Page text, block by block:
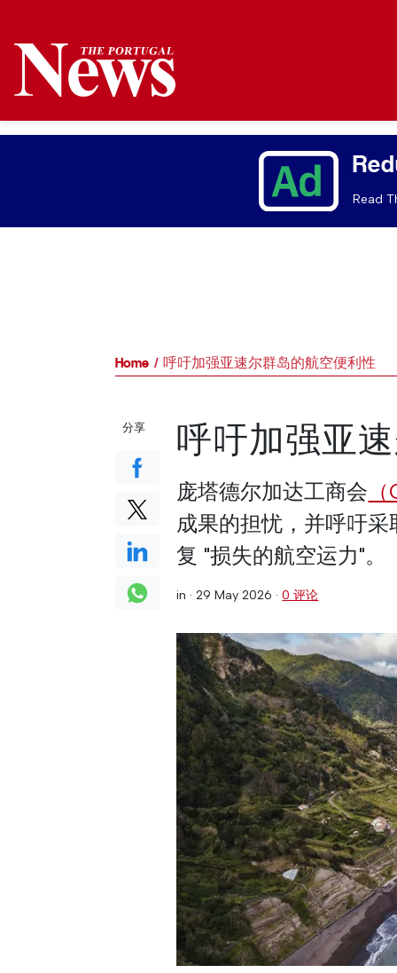
Read
Home 呼吁加强亚速尔群岛的航空便利性
呼吁加强亚
庞塔德尔加达工商会
成果的担忧，并呼吁
复 "损失的航空运力"。
in ·29 May 2026 ·0 评论
分享